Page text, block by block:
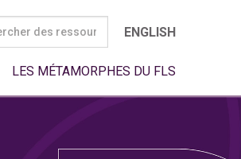
ENGLISH
LES MÉTAMORPHES DU FLS